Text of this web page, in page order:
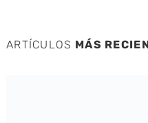
ARTÍCULOS MÁS